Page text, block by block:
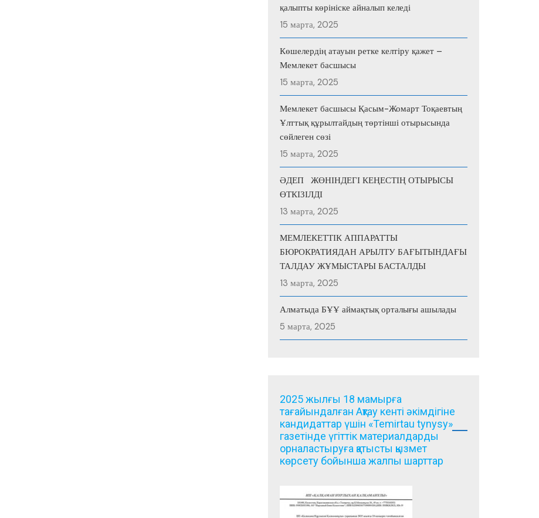
қалыпты көрініске айналып келеді
15 марта, 2025
Көшелердің атауын ретке келтіру қажет –
Мемлекет басшысы
15 марта, 2025
Мемлекет басшысы Қасым-Жомарт Тоқаевтың
Ұлттық құрылтайдың төртінші отырысында
сөйлеген сөзі
15 марта, 2025
ӘДЕП ЖӨНІНДЕГІ КЕҢЕСТІҢ ОТЫРЫСЫ
ӨТКІЗІЛДІ
13 марта, 2025
МЕМЛЕКЕТТІК АППАРАТТЫ
БЮРОКРАТИЯДАН АРЫЛТУ БАҒЫТЫНДАҒЫ
ТАЛДАУ ЖҰМЫСТАРЫ БАСТАЛДЫ
13 марта, 2025
Алматыда БҰҰ аймақтық орталығы ашылады
5 марта, 2025
2025 жылғы 18 мамырға
тағайындалған Ақтау кенті әкімдігіне
кандидаттар үшін «Temirtau tynysy»
газетінде үгіттік материалдарды
орналастыруға қатысты қызмет
көрсету бойынша жалпы шарттар